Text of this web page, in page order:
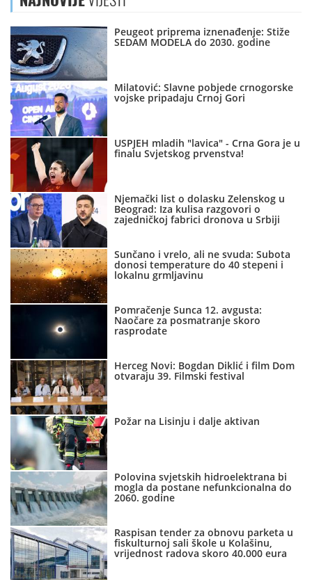
Peugeot priprema iznenađenje: Stiže
SEDAM MODELA do 2030. godine
Milatović: Slavne pobjede crnogorske
vojske pripadaju Crnoj Gori
USPJEH mladih "lavica" - Crna Gora je u
finalu Svjetskog prvenstva!
Njemački list o dolasku Zelenskog u
Beograd: Iza kulisa razgovori o
zajedničkoj fabrici dronova u Srbiji
Sunčano i vrelo, ali ne svuda: Subota
donosi temperature do 40 stepeni i
lokalnu grmljavinu
Pomračenje Sunca 12. avgusta:
Naočare za posmatranje skoro
rasprodate
Herceg Novi: Bogdan Diklić i film Dom
otvaraju 39. Filmski festival
Požar na Lisinju i dalje aktivan
Polovina svjetskih hidroelektrana bi
mogla da postane nefunkcionalna do
2060. godine
Raspisan tender za obnovu parketa u
fiskulturnoj sali škole u Kolašinu,
vrijednost radova skoro 40.000 eura